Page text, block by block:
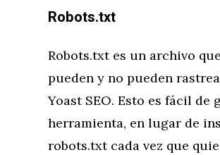
Robots.txt
Robots.txt es un archivo
pueden y no pueden
Yoast SEO. Esto es fácil
herramienta, en lugar de
robots.txt cada vez que